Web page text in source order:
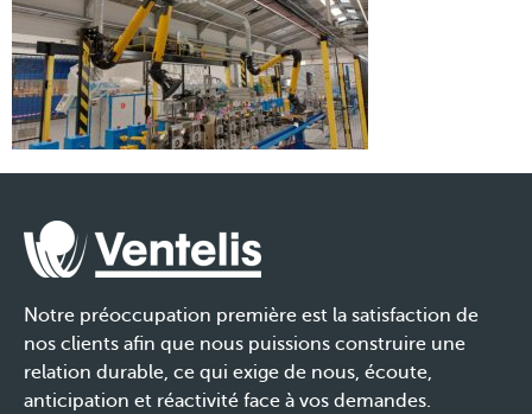
Notre préoccupation première est la satisfaction de
nos clients afin que nous puissions construire une
relation durable, ce qui exige de nous, écoute,
anticipation et réactivité face à vos demandes.